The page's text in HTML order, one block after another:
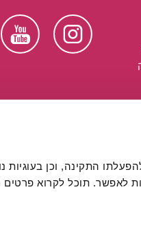
לאפשר. תוכל לקרוא פרטים